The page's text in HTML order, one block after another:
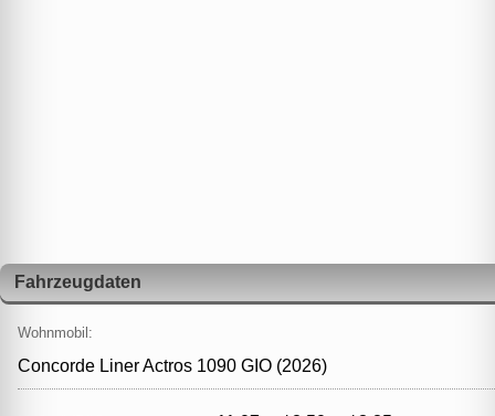
Fahrzeugdaten
Wohnmobil:
Concorde Liner Actros 1090 GIO (2026)